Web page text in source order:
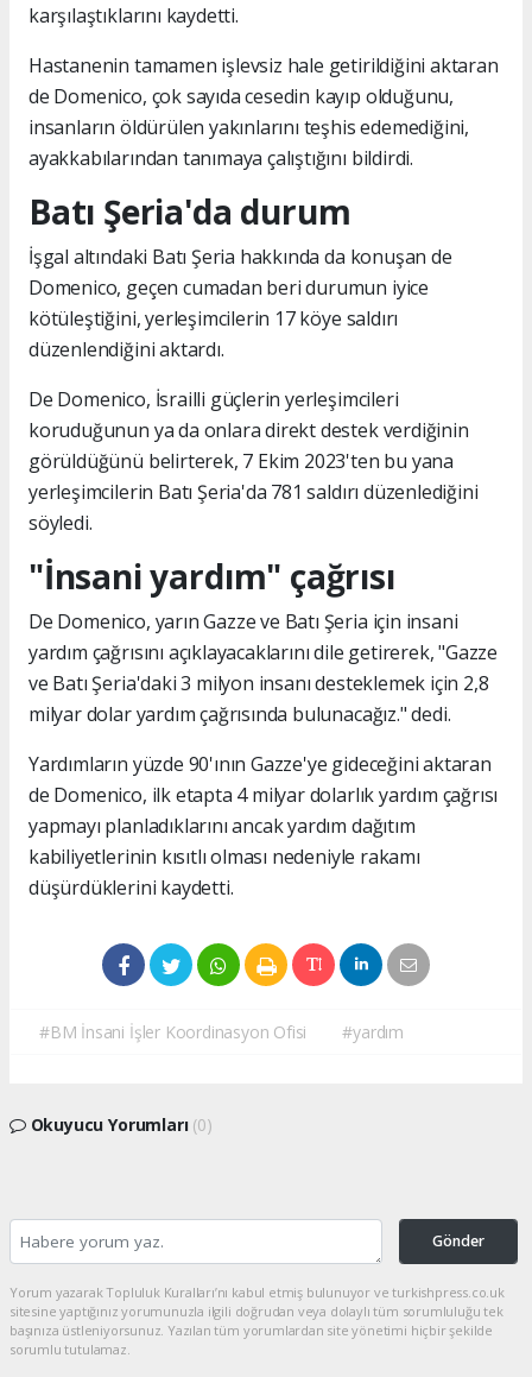
karşılaştıklarını kaydetti.
Hastanenin tamamen işlevsiz hale getirildiğini aktaran
de Domenico, çok sayıda cesedin kayıp olduğunu,
insanların öldürülen yakınlarını teşhis edemediğini,
ayakkabılarından tanımaya çalıştığını bildirdi.
Batı Şeria'da durum
İşgal altındaki Batı Şeria hakkında da konuşan de
Domenico, geçen cumadan beri durumun iyice
kötüleştiğini, yerleşimcilerin 17 köye saldırı
düzenlendiğini aktardı.
De Domenico, İsrailli güçlerin yerleşimcileri
koruduğunun ya da onlara direkt destek verdiğinin
görüldüğünü belirterek, 7 Ekim 2023'ten bu yana
yerleşimcilerin Batı Şeria'da 781 saldırı düzenlediğini
söyledi.
"İnsani yardım" çağrısı
De Domenico, yarın Gazze ve Batı Şeria için insani
yardım çağrısını açıklayacaklarını dile getirerek, "Gazze
ve Batı Şeria'daki 3 milyon insanı desteklemek için 2,8
milyar dolar yardım çağrısında bulunacağız." dedi.
Yardımların yüzde 90'ının Gazze'ye gideceğini aktaran
de Domenico, ilk etapta 4 milyar dolarlık yardım çağrısı
yapmayı planladıklarını ancak yardım dağıtım
kabiliyetlerinin kısıtlı olması nedeniyle rakamı
düşürdüklerini kaydetti.
#BM İnsani İşler Koordinasyon Ofisi #yardım
Okuyucu Yorumları (0)
Gönder
Yorum yazarak Topluluk Kuralları’nı kabul etmiş bulunuyor ve turkishpress.co.uk
sitesine yaptığınız yorumunuzla ilgili doğrudan veya dolaylı tüm sorumluluğu tek
başınıza üstleniyorsunuz. Yazılan tüm yorumlardan site yönetimi hiçbir şekilde
sorumlu tutulamaz.